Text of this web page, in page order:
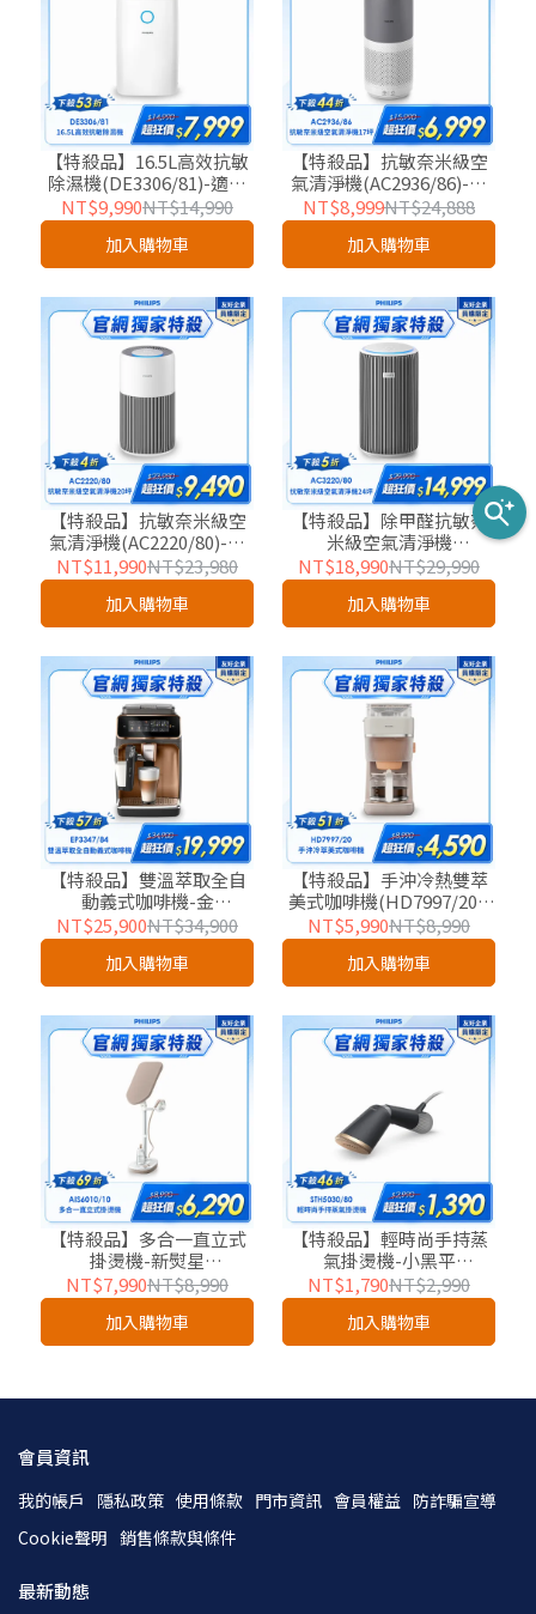
【特殺品】16.5L高效抗敏
除濕機(DE3306/81)-適用
20坪-友好企業專屬優惠
NT$9,990NT$14,990
加入購物車
【特殺品】抗敏奈米級空
氣清淨機(AC2936/86)-適
用17坪-友好企業專屬優惠
NT$8,999NT$24,888
加入購物車
【特殺品】抗敏奈米級空
氣清淨機(AC2220/80)-適
用20坪-友好企業專屬優惠
NT$11,990NT$23,980
加入購物車
【特殺品】除甲醛抗敏奈
米級空氣清淨機
(AC3220/80)-適用24坪-友
好企業專屬優惠
NT$18,990NT$29,990
加入購物車
【特殺品】雙溫萃取全自
動義式咖啡機-金
(EP3347/84)-友好企業專
屬優惠
NT$25,900NT$34,900
加入購物車
【特殺品】手沖冷熱雙萃
美式咖啡機(HD7997/20)-
友好企業專屬優惠
NT$5,990NT$8,990
加入購物車
【特殺品】多合一直立式
掛燙機-新熨星
(AIS6010/10)-友好企業專
屬優惠
NT$7,990NT$8,990
加入購物車
【特殺品】輕時尚手持蒸
氣掛燙機​-小黑平
(STH5030/80)-友好企業專
屬優惠
NT$1,790NT$2,990
加入購物車
會員資訊
我的帳戶 隱私政策 使用條款 門市資訊 會員權益 防詐騙宣導
Cookie聲明 銷售條款與條件
最新動態